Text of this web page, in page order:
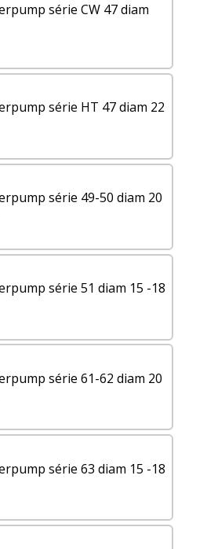
série CW 47 diam
série HT 47 diam 22
série 49-50 diam 20
série 51 diam 15 -18
série 61-62 diam 20
série 63 diam 15 -18